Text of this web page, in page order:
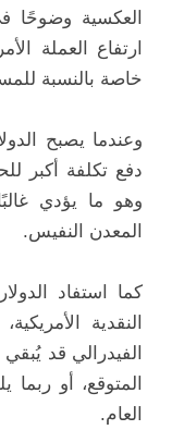
العكسية وضوحًا
ارتفاع العملة
خاصة بالنسبة
وعندما يصبح
دفع تكلفة أكبر
وهو ما يؤدي
المعدن النفيس.
كما استفاد
النقدية
الفيدرالي قد
المتوقع، أو
العام.